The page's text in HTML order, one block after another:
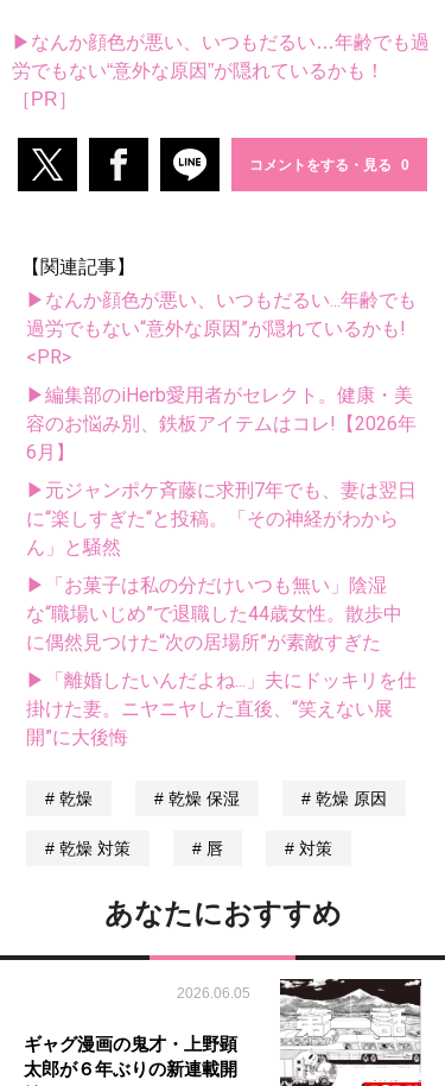
▶なんか顔色が悪い、いつもだるい…年齢でも過
労でもない“意外な原因”が隠れているかも！
［PR］
コメントをする・見る
【関連記事】
▶なんか顔色が悪い、いつもだるい...年齢でも
過労でもない“意外な原因”が隠れているかも!
<PR>
▶編集部のiHerb愛用者がセレクト。健康・美
容のお悩み別、鉄板アイテムはコレ!【2026年
6月】
▶元ジャンポケ斉藤に求刑7年でも、妻は翌日
に“楽しすぎた“と投稿。「その神経がわから
ん」と騒然
▶「お菓子は私の分だけいつも無い」陰湿
な“職場いじめ”で退職した44歳女性。散歩中
に偶然見つけた“次の居場所”が素敵すぎた
▶「離婚したいんだよね...」夫にドッキリを仕
掛けた妻。ニヤニヤした直後、“笑えない展
開”に大後悔
乾燥 乾燥 保湿 乾燥 原因
乾燥 対策 唇 対策
あなたにおすすめ
2026.06.05
ギャグ漫画の鬼才・上野顕
太郎が６年ぶりの新連載開